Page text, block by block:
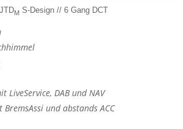
M S-Design // 6 Gang DCT
LiveService, DAB und NAV
BremsAssi und abstands ACC